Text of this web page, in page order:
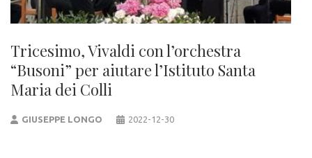
Tricesimo, Vivaldi con l’orchestra
“Busoni” per aiutare l’Istituto Santa
Maria dei Colli
GIUSEPPE LONGO 2022-12-30